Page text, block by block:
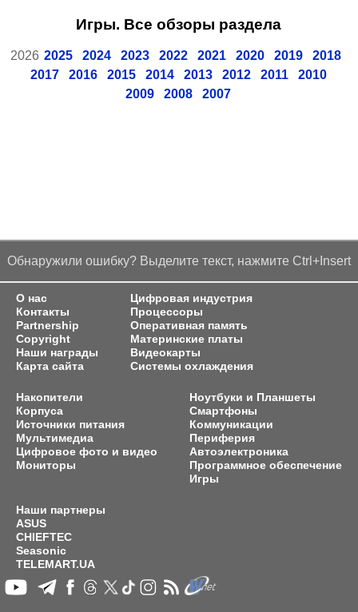
Программное обеспечение
Игры. Все обзоры раздела
2026 2025 2024 2023 2022 2021 2020 2019
2018
2017
2016 2015 2014 2013 2012 2011
2010
2009
2008 2007
Обнаружили ошибку? Выделите текст, нажмите Ctrl+Insert
О нас
Контакты
Partnership
Copyright
Наши награды
Карта сайта
Цифровая индустрия
Процессоры
Оперативная память
Материнские платы
Видеокарты
Системы охлаждения
Накопители
Корпуса
Источники питания
Мультимедиа
Цифровое фото и видео
Мониторы
Ноутбуки и Планшеты
Смартфоны
Коммуникации
Периферия
Автоэлектроника
Программное обеспечение
Игры
Наши партнеры
ASUS
CHIEFTEC
Seasonic
TELEMART.UA